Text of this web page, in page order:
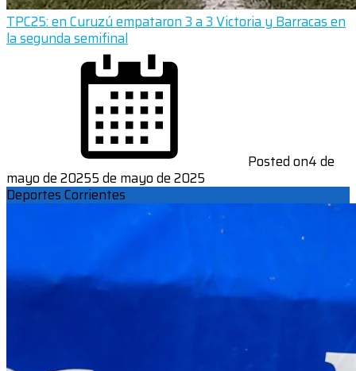
TPC25: en Curuzú empataron 3 a 3 Victoria y Barracas en
la segunda semifinal
Posted on4 de
mayo de 20255 de mayo de 2025
Deportes Corrientes